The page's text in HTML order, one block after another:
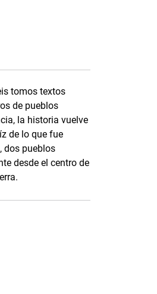
tomos textos
de pueblos
la historia vuelve
de lo que fue
dos pueblos
desde el centro de